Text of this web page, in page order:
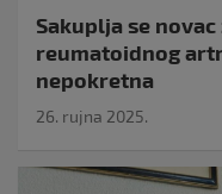
Sakuplja se
reumatoidnog
nepokretna
26. rujna 2025.